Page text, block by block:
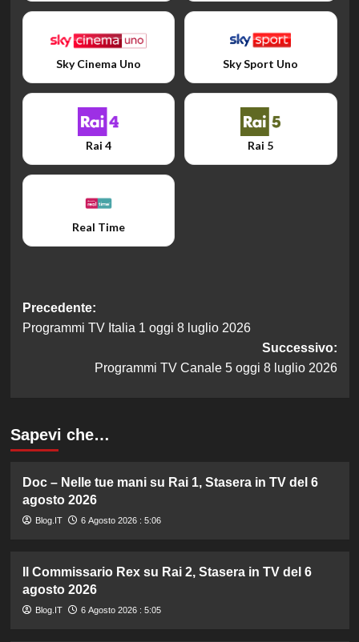
Sky Cinema Uno Sky Sport Uno
Rai 4 Rai 5
Real Time
Navigazione
articolo
Precedente:
Programmi TV Italia 1 oggi 8 luglio 2026
Successivo:
Programmi TV Canale 5 oggi 8 luglio 2026
Sapevi che…
Doc – Nelle tue mani su Rai 1, Stasera in TV del 6
agosto 2026
Blog.IT 6 Agosto 2026 : 5:06
Il Commissario Rex su Rai 2, Stasera in TV del 6
agosto 2026
Blog.IT 6 Agosto 2026 : 5:05